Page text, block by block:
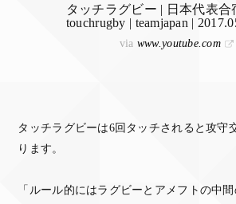
タッチラグビー | 日本代表合
touchrugby | teamjapan |
via www.youtube.com
タッチラグビーは6回タッチされると攻守
ります。
「ルール的にはラグビーとアメフトの中